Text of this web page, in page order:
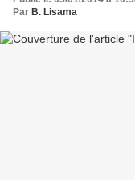
Par B. Lisama